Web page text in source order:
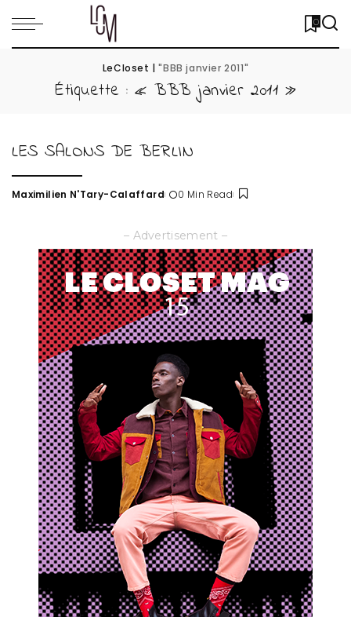
0
LeCloset |"BBB janvier 2011"
Étiquette : « BBB janvier 2011 »
LES SALONS DE BERLIN
Posted
Maximilien N'Tary-Calaffard 0 Min Read
– Advertisement –